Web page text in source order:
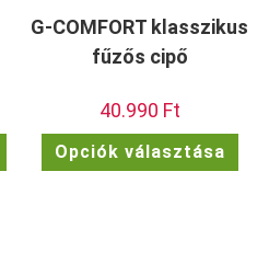
terméknek
G-COMFORT klasszikus
fűzős cipő
40.990 Ft
Opciók választása